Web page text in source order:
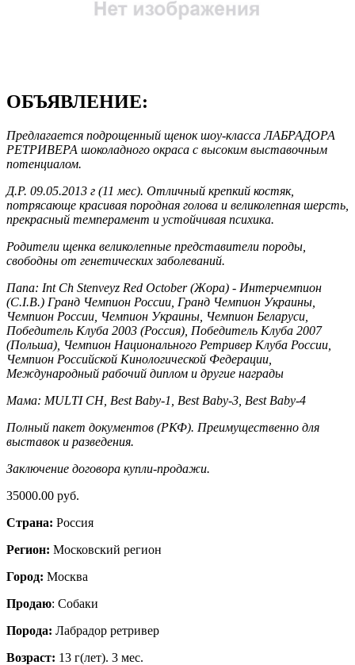
ОБЪЯВЛЕНИЕ:
Предлагается подрощенный щенок шоу-класса ЛАБРАДОРА
РЕТРИВЕРА шоколадного окраса с высоким выставочным
потенциалом.
Д.Р. 09.05.2013 г (11 мес). Отличный крепкий костяк,
потрясающе красивая породная голова и великолепная шерсть,
прекрасный темперамент и устойчивая психика.
Родители щенка великолепные представители породы,
свободны от генетических заболеваний.
Папа: Int Ch Stenveyz Red October (Жора) - Интерчемпион
(C.I.B.) Гранд Чемпион России, Гранд Чемпион Украины,
Чемпион России, Чемпион Украины, Чемпион Беларуси,
Победитель Клуба 2003 (Россия), Победитель Клуба 2007
(Польша), Чемпион Национального Ретривер Клуба России,
Чемпион Российской Кинологической Федерации,
Международный рабочий диплом и другие награды
Мама: MULTI CH, Best Baby-1, Best Baby-3, Best Baby-4
Полный пакет документов (РКФ). Преимущественно для
выставок и разведения.
Заключение договора купли-продажи.
35000.00 руб.
Страна: Россия
Регион: Московский регион
Город: Москва
Продаю: Собаки
Порода: Лабрадор ретривер
Возраст: 13 г(лет). 3 мес.